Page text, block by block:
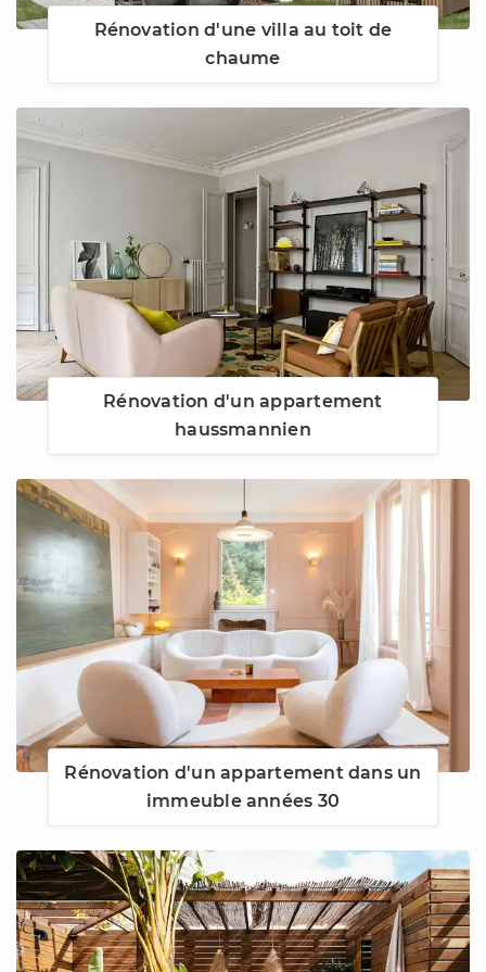
Rénovation d'une villa au toit de
chaume
Rénovation d'un appartement
haussmannien
Rénovation d'un appartement dans un
immeuble années 30